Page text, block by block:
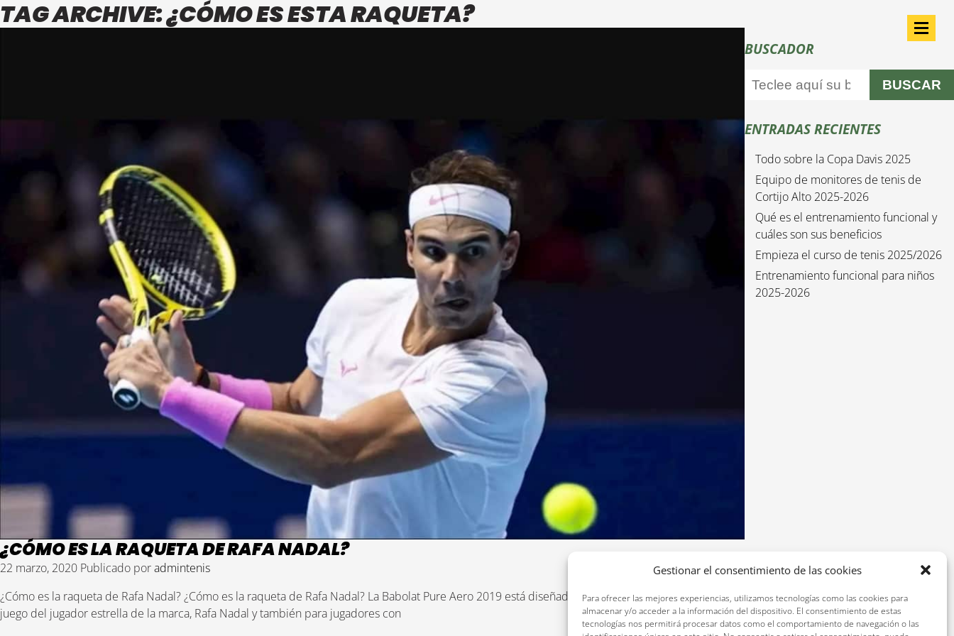
Gestionar el consentimiento de las cookies
Para ofrecer las mejores experiencias, utilizamos tecnologías como las cookies para
almacenar y/o acceder a la información del dispositivo. El consentimiento de estas
tecnologías nos permitirá procesar datos como el comportamiento de navegación o las
TAG ARCHIVE: ¿CÓMO ES ESTA RAQUETA?
¿CÓMO ES LA RAQUETA DE RAFA NADAL?
22 marzo, 2020 Publicado poradmintenis
¿Cómo es la raqueta de Rafa Nadal? ¿Cómo es la raqueta de Rafa Nadal? La Babolat Pure Aero 2019 está diseñada y evolucionada para favorecer el
juego del jugador estrella de la marca, Rafa Nadal y también para jugadores con
BUSCADOR
BUSCAR
ENTRADAS RECIENTES
Todo sobre la Copa Davis 2025
Equipo de monitores de tenis de
Cortijo Alto 2025-2026
Qué es el entrenamiento funcional y
cuáles son sus beneficios
Empieza el curso de tenis 2025/2026
Entrenamiento funcional para niños
2025-2026